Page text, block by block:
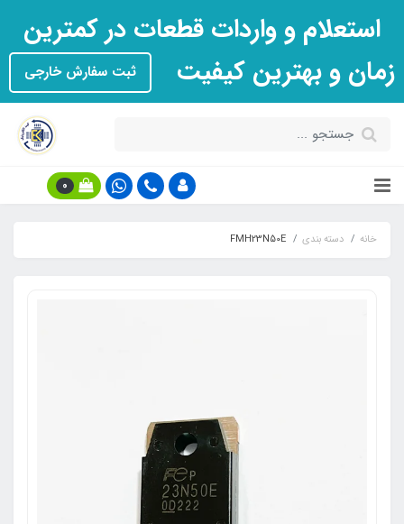
استعلام و واردات قطعات در کمترین
زمان و بهترین کیفیت
ثبت سفارش خارجی
0
خانه دسته بندی FMH23N50E